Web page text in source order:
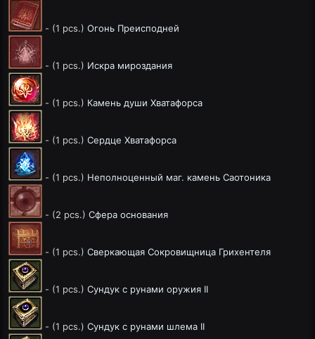
- (1 pcs.) Огонь Преисподней
- (1 pcs.) Искра мироздания
- (1 pcs.) Камень души Хватафорса
- (1 pcs.) Сердце Хватафорса
- (1 pcs.) Неполноценный маг. камень Саотоника
- (2 pcs.) Сфера основания
- (1 pcs.) Сверкающая Сокровищница Грихентеля
- (1 pcs.) Сундук с рунами оружия II
- (1 pcs.) Сундук с рунами шлема II